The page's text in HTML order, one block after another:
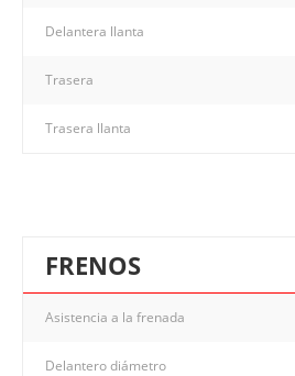
Delantera llanta
Trasera
Trasera llanta
FRENOS
Asistencia a la frenada
Delantero diámetro